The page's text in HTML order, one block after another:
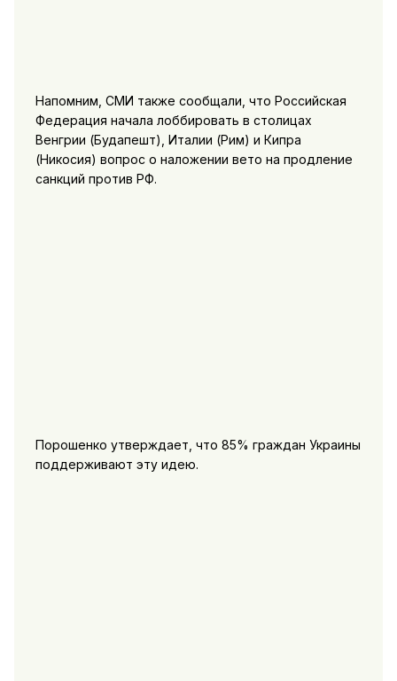
Напомним, СМИ также сообщали, что Российская
Федерация начала лоббировать в столицах
Венгрии (Будапешт), Италии (Рим) и Кипра
(Никосия) вопрос о наложении вето на продление
санкций против РФ.
Порошенко утверждает, что 85% граждан Украины
поддерживают эту идею.